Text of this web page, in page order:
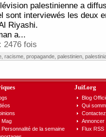
palestinienne a
sont interviewés les deux
Riyashi.
a...
2476 fois
, racisme, propagande, palestinien,
Mag
Personnalité de la semaine
Juif.org
Blog
Qui
Annoncer
Flux RSS